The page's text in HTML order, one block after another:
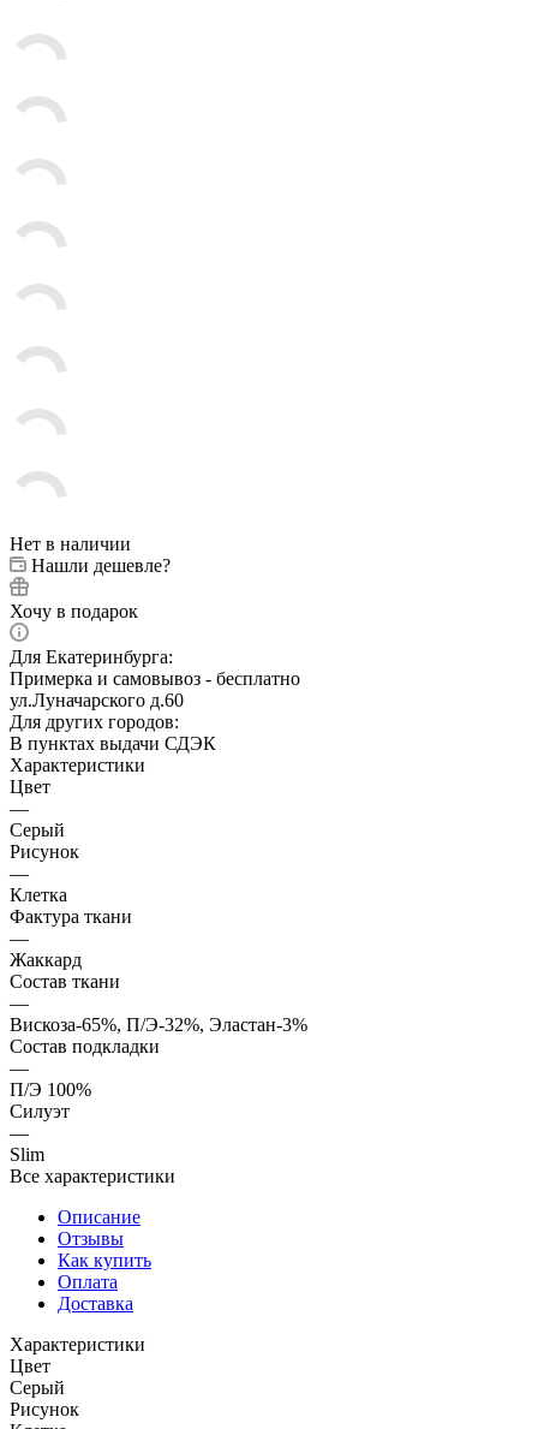
Нет в наличии
Нашли дешевле?
Хочу в подарок
Для Екатеринбурга:
Примерка и самовывоз - бесплатно
ул.Луначарского д.60
Для других городов:
В пунктах выдачи СДЭК
Характеристики
Цвет
—
Серый
Рисунок
—
Клетка
Фактура ткани
—
Жаккард
Состав ткани
—
Вискоза-65%, П/Э-32%, Эластан-3%
Состав подкладки
—
П/Э 100%
Силуэт
—
Slim
Все характеристики
Описание
Отзывы
Как купить
Оплата
Доставка
Характеристики
Цвет
Серый
Рисунок